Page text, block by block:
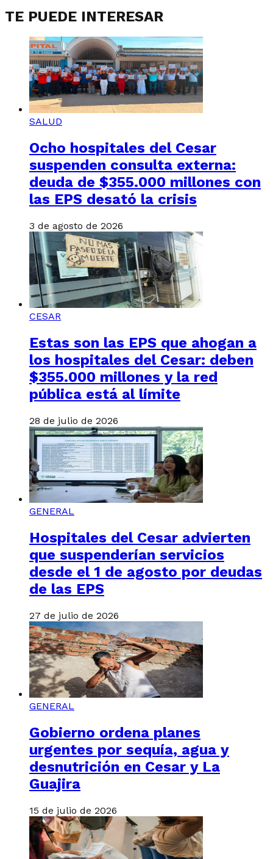
TE PUEDE INTERESAR
SALUD
Ocho hospitales del Cesar
suspenden consulta externa:
deuda de $355.000 millones con
las EPS desató la crisis
3 de agosto de 2026
CESAR
Estas son las EPS que ahogan a
los hospitales del Cesar: deben
$355.000 millones y la red
pública está al límite
28 de julio de 2026
GENERAL
Hospitales del Cesar advierten
que suspenderían servicios
desde el 1 de agosto por deudas
de las EPS
27 de julio de 2026
GENERAL
Gobierno ordena planes
urgentes por sequía, agua y
desnutrición en Cesar y La
Guajira
15 de julio de 2026